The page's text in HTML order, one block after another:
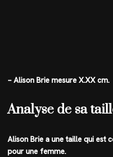
– Alison Brie mesure X.XX cm.
Analyse de sa
Alison Brie a une taille qui est
pour une femme.